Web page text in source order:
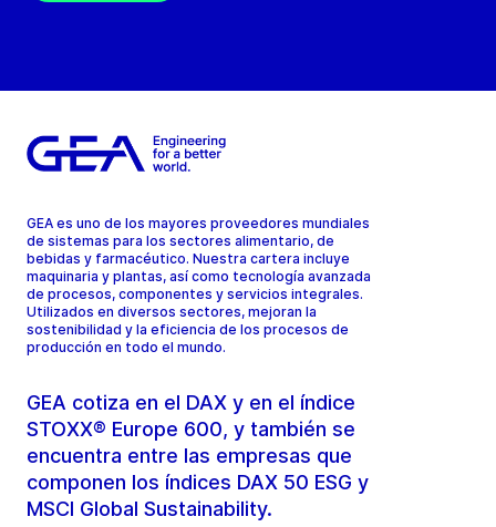
GEA es uno de los mayores proveedores mundiales
de sistemas para los sectores alimentario, de
bebidas y farmacéutico. Nuestra cartera incluye
maquinaria y plantas, así como tecnología avanzada
de procesos, componentes y servicios integrales.
Utilizados en diversos sectores, mejoran la
sostenibilidad y la eficiencia de los procesos de
producción en todo el mundo.
GEA cotiza en el DAX y en el índice
STOXX® Europe 600, y también se
encuentra entre las empresas que
componen los índices DAX 50 ESG y
MSCI Global Sustainability.